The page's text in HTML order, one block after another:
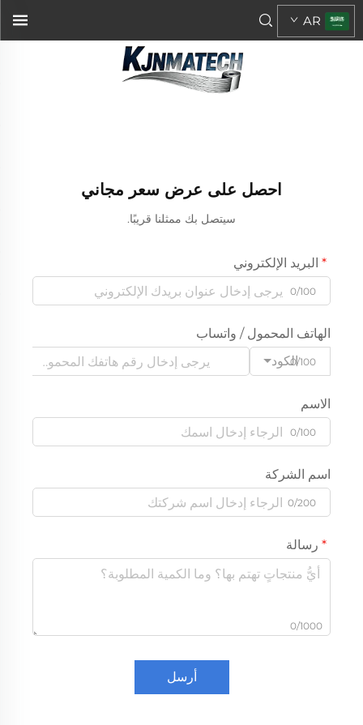
AR
احصل على عرض سعر مجاني
سيتصل بك ممثلنا قريبًا.
البريد الإلكتروني
0/100
الهاتف المحمول / واتساب
الكود0/100
الاسم
0/100
اسم الشركة
0/200
رسالة
0/1000
أرسل